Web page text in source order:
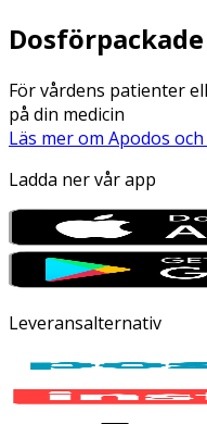
För vårdens patienter
på din medicin
Läs mer om Apodos
Ladda ner vår app
Leveransalternativ